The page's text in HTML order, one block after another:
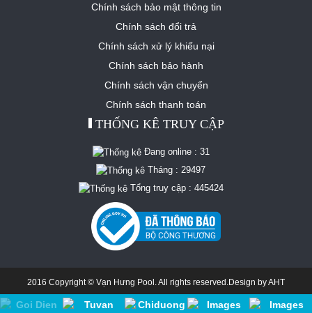
Chính sách bảo mật thông tin
Chính sách đổi trả
Chính sách xử lý khiếu nại
Chính sách bảo hành
Chính sách vận chuyển
Chính sách thanh toán
THỐNG KÊ TRUY CẬP
Đang online : 31
Tháng : 29497
Tổng truy cập : 445424
2016 Copyright © Vạn Hưng Pool. All rights reserved.Design byAHT